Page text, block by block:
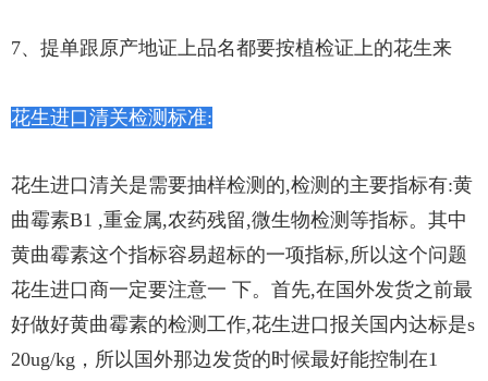
7、提单跟原产地证上品名都要按植检证上的花生来
花生进口清关检测标准:
花生进口清关是需要抽样检测的,检测的主要指标有:黄
曲霉素B1 ,重金属,农药残留,微生物检测等指标。其中
黄曲霉素这个指标容易超标的一项指标,所以这个问题
花生进口商一定要注意一 下。 首先,在国外发货之前最
好做好黄曲霉素的检测工作,花生进口报关国内达标是s
20ug/kg，所以国外那边发货的时候最好能控制在1